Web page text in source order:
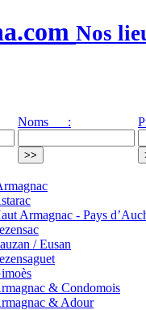
Nos
Noms :
Armagnac - Pays
/ Eusan
& Condomois
& Adour